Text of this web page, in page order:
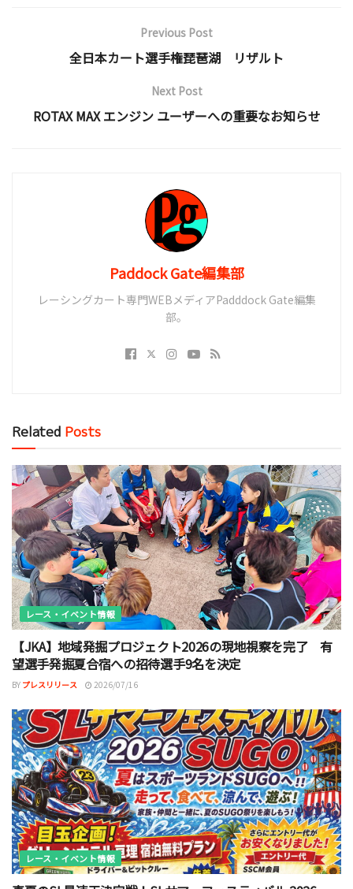
Previous Post
全日本カート選手権琵琶湖 リザルト
Next Post
ROTAX MAX エンジン ユーザーへの重要なお知らせ
Paddock Gate編集部
レーシングカート専門WEBメディアPadddock Gate編集
部。
Related Posts
レース・イベント情報
【JKA】地域発掘プロジェクト2026の現地視察を完了 有
望選手発掘夏合宿への招待選手9名を決定
BY プレスリリース 2026/07/16
レース・イベント情報